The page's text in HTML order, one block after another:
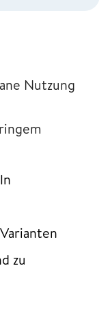
Nutzung
zu